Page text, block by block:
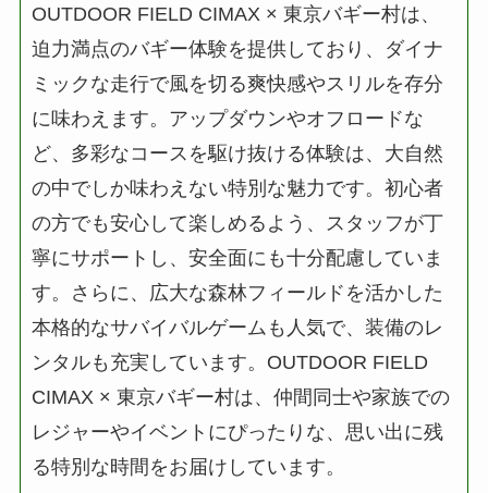
OUTDOOR FIELD CIMAX × 東京バギー村は、
迫力満点のバギー体験を提供しており、ダイナ
ミックな走行で風を切る爽快感やスリルを存分
に味わえます。アップダウンやオフロードな
ど、多彩なコースを駆け抜ける体験は、大自然
の中でしか味わえない特別な魅力です。初心者
の方でも安心して楽しめるよう、スタッフが丁
寧にサポートし、安全面にも十分配慮していま
す。さらに、広大な森林フィールドを活かした
本格的なサバイバルゲームも人気で、装備のレ
ンタルも充実しています。OUTDOOR FIELD
CIMAX × 東京バギー村は、仲間同士や家族での
レジャーやイベントにぴったりな、思い出に残
る特別な時間をお届けしています。